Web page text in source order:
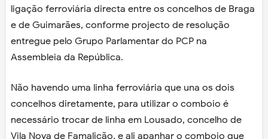
ligação ferroviária directa entre os concelhos de Braga
e de Guimarães, conforme projecto de resolução
entregue pelo Grupo Parlamentar do PCP na
Assembleia da República.
Não havendo uma linha ferroviária que una os dois
concelhos diretamente, para utilizar o comboio é
necessário trocar de linha em Lousado, concelho de
Vila Nova de Famalicão, e ali apanhar o comboio que